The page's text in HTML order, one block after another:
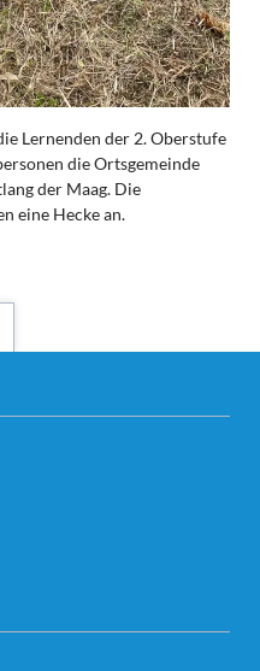
Lernenden der 2. Oberstufe
die Ortsgemeinde
der Maag. Die
eine Hecke an.